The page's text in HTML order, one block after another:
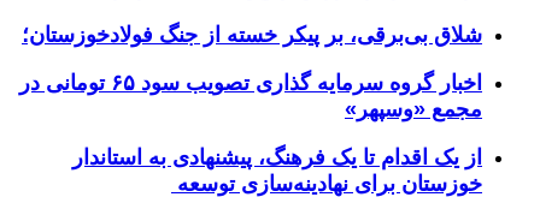
شلاق‌ بی‌برقی، بر پیکر خسته‌ از جنگ فولادخوزستان؛
اخبار گروه سرمایه گذاری تصویب سود ۶۵ تومانی در
مجمع «وسپهر»
از یک اقدام تا یک فرهنگ، پیشنهادی به استاندار
خوزستان برای نهادینه‌سازی توسعه